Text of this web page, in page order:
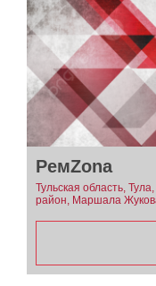
РемZona
Тульская область,
район, Маршала